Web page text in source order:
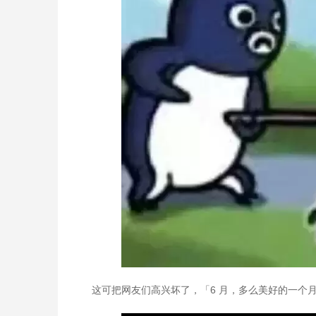
这可把网友们高兴坏了，「6 月，多么美好的一个